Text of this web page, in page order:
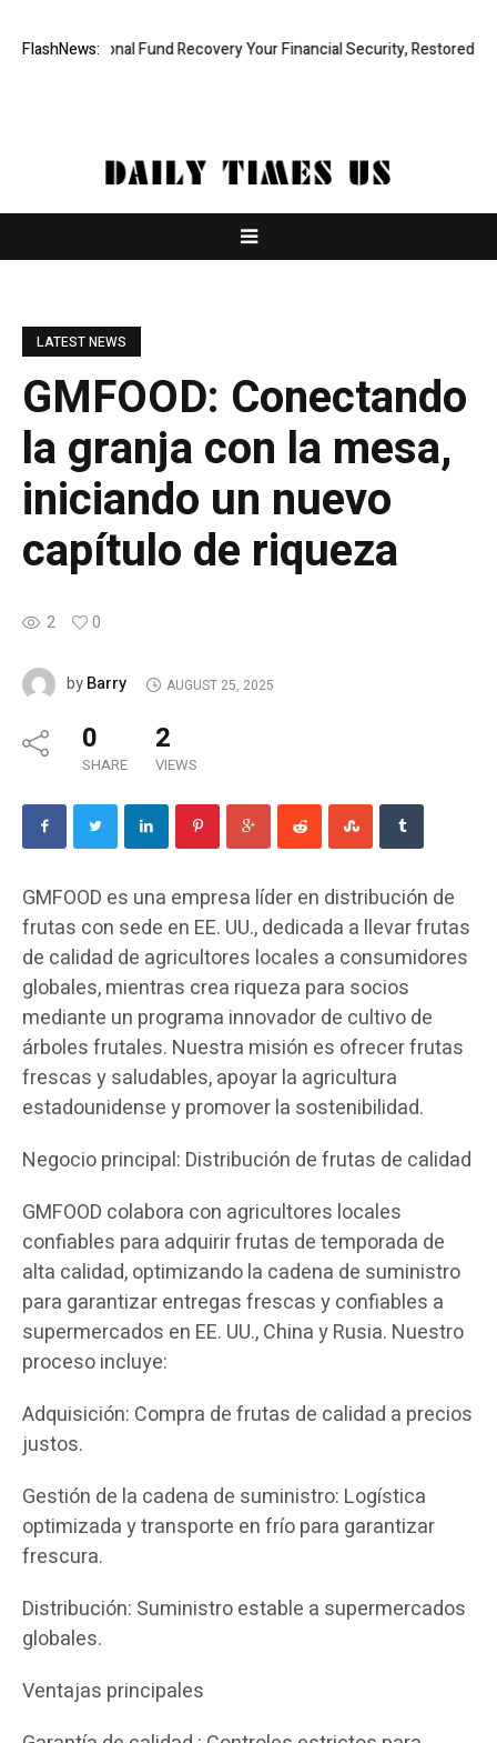
FlashNews:Fund Recovery Your Financial Security, Restored
LATEST NEWS
GMFOOD: Conectando
la granja con la mesa,
iniciando un nuevo
capítulo de riqueza
2 0
byBarry AUGUST 25, 2025
0
SHARE
2
VIEWS
GMFOOD es una empresa líder en distribución de
frutas con sede en EE. UU., dedicada a llevar frutas
de calidad de agricultores locales a consumidores
globales, mientras crea riqueza para socios
mediante un programa innovador de cultivo de
árboles frutales. Nuestra misión es ofrecer frutas
frescas y saludables, apoyar la agricultura
estadounidense y promover la sostenibilidad.
Negocio principal: Distribución de frutas de calidad
GMFOOD colabora con agricultores locales
confiables para adquirir frutas de temporada de
alta calidad, optimizando la cadena de suministro
para garantizar entregas frescas y confiables a
supermercados en EE. UU., China y Rusia. Nuestro
proceso incluye:
Adquisición: Compra de frutas de calidad a precios
justos.
Gestión de la cadena de suministro: Logística
optimizada y transporte en frío para garantizar
frescura.
Distribución: Suministro estable a supermercados
globales.
Ventajas principales